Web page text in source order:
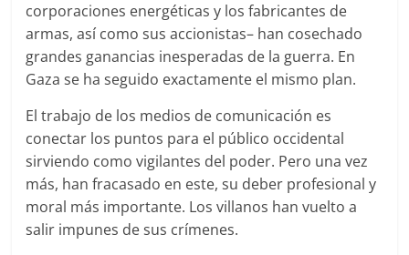
corporaciones energéticas y los fabricantes de
armas, así como sus accionistas– han cosechado
grandes ganancias inesperadas de la guerra. En
Gaza se ha seguido exactamente el mismo plan.
El trabajo de los medios de comunicación es
conectar los puntos para el público occidental
sirviendo como vigilantes del poder. Pero una vez
más, han fracasado en este, su deber profesional y
moral más importante. Los villanos han vuelto a
salir impunes de sus crímenes.